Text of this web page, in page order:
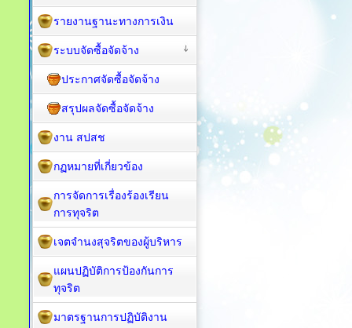
รายงานฐานะทางการเงิน
ระบบจัดซื้อจัดจ้าง
ประกาศจัดซื้อจัดจ้าง
สรุปผลจัดซื้อจัดจ้าง
งาน สปสช
กฏหมายที่เกี่ยวข้อง
การจัดการเรื่องร้องเรียน
การทุจริต
เจตจำนงสุจริตของผู้บริหาร
แผนปฏิบัติการป้องกันการ
ทุจริต
มาตรฐานการปฏิบัติงาน